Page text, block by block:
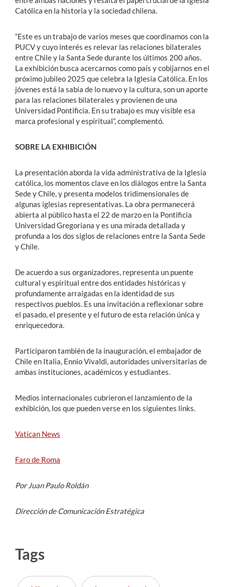
Católica en la historia y la sociedad chilena.
“Este es un trabajo de varios meses que coordinamos con la
PUCV y cuyo interés es relevar las relaciones bilaterales
entre Chile y la Santa Sede durante los últimos 200 años.
La exhibición busca acercarnos como país y cobijarnos en el
próximo jubileo 2025 que celebra la Iglesia Católica. En los
jóvenes está la sabia de lo nuevo y la cultura, son un aporte
para las relaciones bilaterales y provienen de una
Universidad Pontificia. En su trabajo es muy visible esa
marca profesional y espiritual”, complementó.
SOBRE LA EXHIBICIÓN
La presentación aborda la vida administrativa de la Iglesia
católica, los momentos clave en los diálogos entre la Santa
Sede y Chile, y presenta modelos tridimensionales de
algunas iglesias representativas. La obra permanecerá
abierta al público hasta el 22 de marzo en la Pontificia
Universidad Gregoriana y es una mirada detallada y
profunda a los dos siglos de relaciones entre la Santa Sede
y Chile.
De acuerdo a sus organizadores, representa un puente
cultural y espiritual entre dos entidades históricas y
profundamente arraigadas en la identidad de sus
respectivos pueblos. Es una invitación a reflexionar sobre
el pasado, el presente y el futuro de esta relación única y
enriquecedora.
Participaron también de la inauguración, el embajador de
Chile en Italia, Ennio Vivaldi, autoridades universitarias de
ambas instituciones, académicos y estudiantes.
Medios internacionales cubrieron el lanzamiento de la
exhibición, los que pueden verse en los siguientes links.
Vatican News
Faro de Roma
Por Juan Paulo Roldán
Dirección de Comunicación Estratégica
Tags